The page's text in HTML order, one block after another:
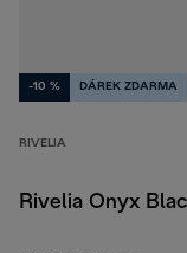
-10 % DÁREK ZDARMA
RIVELIA
Rivelia Onyx